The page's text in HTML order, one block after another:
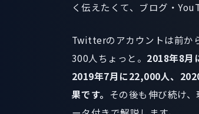
く伝えたくて、ブログ・
Twitterのアカウントは前か
300人ちょっと。 2018年8月
2019年7月に22,000人、
果です。 その後も伸び続け